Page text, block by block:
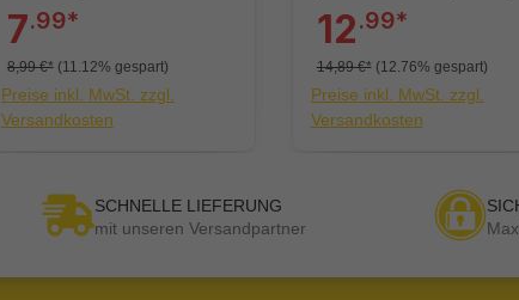
7.99*
8,99 €* (11.12% gespart)
Preise inkl. MwSt. zzgl.
Versandkosten
LE"
12.99*
14,89 €* (12.76% gespart)
Preise inkl. MwSt. zzgl.
Versandkosten
SCHNELLE LIEFERUNG
mit unseren Versandpartner